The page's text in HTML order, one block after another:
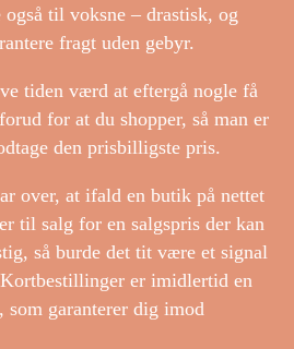
til voksne – drastisk, og
fragt uden gebyr.
tiden værd at eftergå nogle få
for at du shopper, så man er
den prisbilligste pris.
over, at ifald en butik på nettet
til salg for en salgspris der kan
så burde det tit være et signal
er imidlertid en
garanterer dig imod